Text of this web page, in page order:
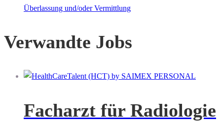
Überlassung und/oder Vermittlung
Verwandte Jobs
Facharzt für Radiologie